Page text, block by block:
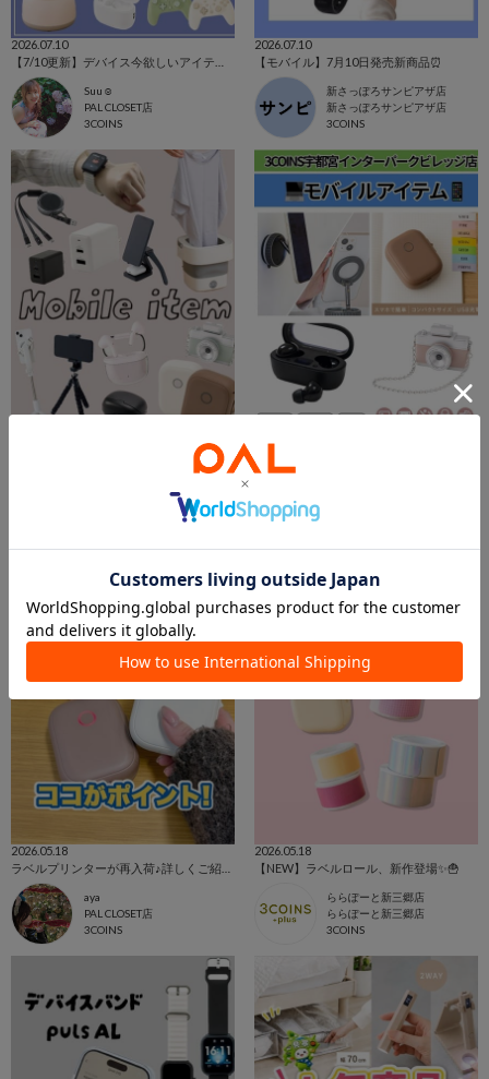
2026.07.10
Suu☺︎
PAL CLOSET店
3COINS
2026.07.10
【モバイル】7月10日発売新商品⏰
新さっぽろサンピアザ店
新さっぽろサンピアザ店
3COINS
モバイルアイテムまとめました📱✨
新さっぽろサンピアザ店
新さっぽろサンピアザ店
2026.06.17
モバイルアイテム💟
2026.05.18
aya
PAL CLOSET店
3COINS
2026.05.18
【NEW】ラベルロール、新作登場✨🍟
ららぽーと新三郷店
ららぽーと新三郷店
3COINS